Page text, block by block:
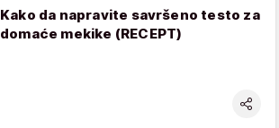
Kako da napravite savršeno testo za
domaće mekike (RECEPT)